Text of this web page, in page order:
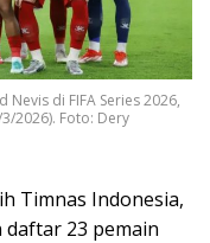
di FIFA Series 2026,
2026). Foto: Dery
Timnas Indonesia,
daftar 23 pemain